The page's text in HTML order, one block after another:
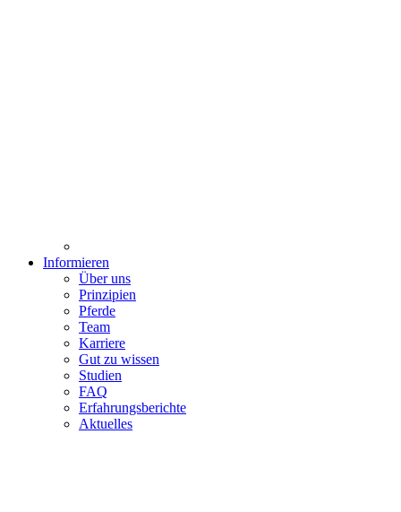
Informieren
Über uns
Prinzipien
Pferde
Team
Karriere
Gut zu wissen
Studien
FAQ
Erfahrungsberichte
Aktuelles